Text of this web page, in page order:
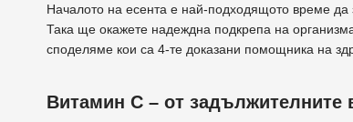
Началото на есента е най-подходящото време да
Така ще окажете надеждна подкрепа на
споделяме кои са 4-те доказани помощника на
Витамин С – от задължителните